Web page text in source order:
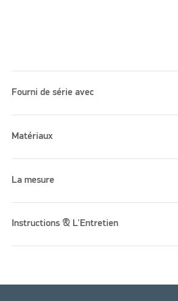
Please accept marketing cookies to
Fourni de série avec
Matériaux
La mesure
Instructions & L'Entretien